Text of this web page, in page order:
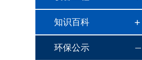
知识百科
环保公示